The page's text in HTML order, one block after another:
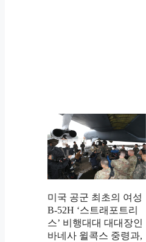
미국 공군 최초의 여성
B-52H ‘스트래포트리
스’ 비행대대 대대장인
바네사 윌콕스 중령과,